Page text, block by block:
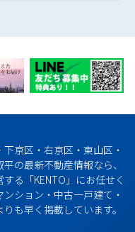
京区・右京区・東山区・
の最新不動産情報なら、
る「KENTO」にお任せく
ション・中古一戸建て・
も早く掲載しています。